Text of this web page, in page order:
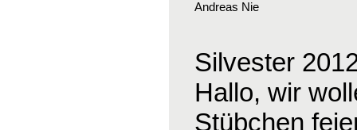
Andreas Nie
Silvester
Hallo, wir
Stübchen